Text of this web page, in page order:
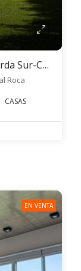
Casa en venta en barrio cerrado Barda Sur-Casa Entre Jardines- en General Roca
Roca
CASAS
EN VENTA